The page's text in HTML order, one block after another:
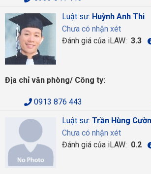
Luật sư: Huỳnh Anh Thi
Chưa có nhận xét
Đánh giá của iLAW: 3.3
Địa chỉ văn phòng/ Công ty:
0913 876 443
Luật sư: Trần Hùng
Chưa có nhận xét
Đánh giá của iLAW: 0.2